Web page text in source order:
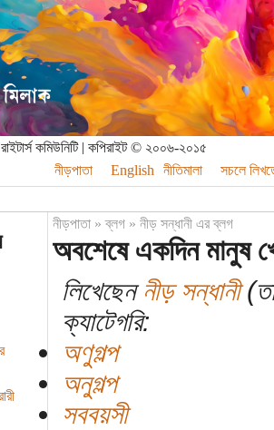
কমিউনিটি | কপিরাইট © ২০০৬-২০১৫
নীড়পাতা
English নীতিমালা সচলে
নীড়পাতা»ব্লগ» নীড় সন্ধানী এর ব্লগ
অবশেষে একদিন মানুষ
লিখেছেননীড় সন্ধানী
ক্যাটেগরি:
অণুগল্প
অনুগল্প
সববয়সী